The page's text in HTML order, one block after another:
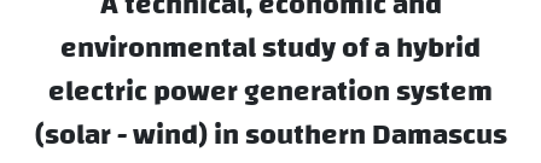
environmental study of a hybrid
electric power generation system
(solar - wind) in southern Damascus